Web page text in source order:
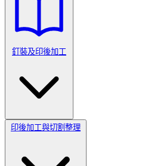
釘裝及印後加工
印後加工與切割整理